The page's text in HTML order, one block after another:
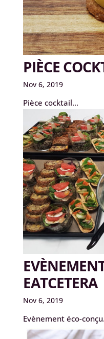
PIÈCE
Nov 6, 2019
Pièce cocktail...
EATCETERA
Nov 6, 2019
Evènement éco-